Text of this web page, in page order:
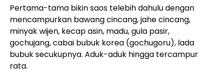
Pertama-tama bikin saos telebih dahulu dengan
mencampurkan bawang cincang, jahe cincang,
minyak wijen, kecap asin, madu, gula pasir,
gochujang, cabai bubuk korea (gochugoru), lada
bubuk secukupnya. Aduk-aduk hingga tercampur
rata.